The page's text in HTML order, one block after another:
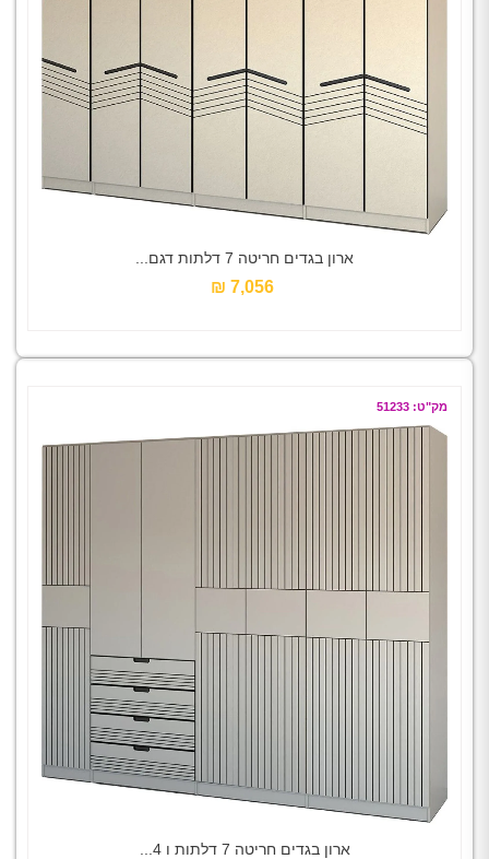
ארון בגדים חריטה 7 דלתות דגם...
7,056 ₪‎
מק"ט: 51233
ארון בגדים חריטה 7 דלתות ו 4...